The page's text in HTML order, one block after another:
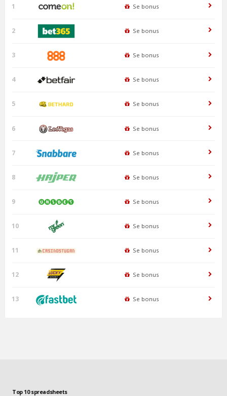
1 Se bonus
2 Se bonus
3 Se bonus
4 Se bonus
5 Se bonus
6 Se bonus
7 Se bonus
8 Se bonus
9 Se bonus
10 Se bonus
11 Se bonus
12 Se bonus
13 Se bonus
Top 10 spreadsheets